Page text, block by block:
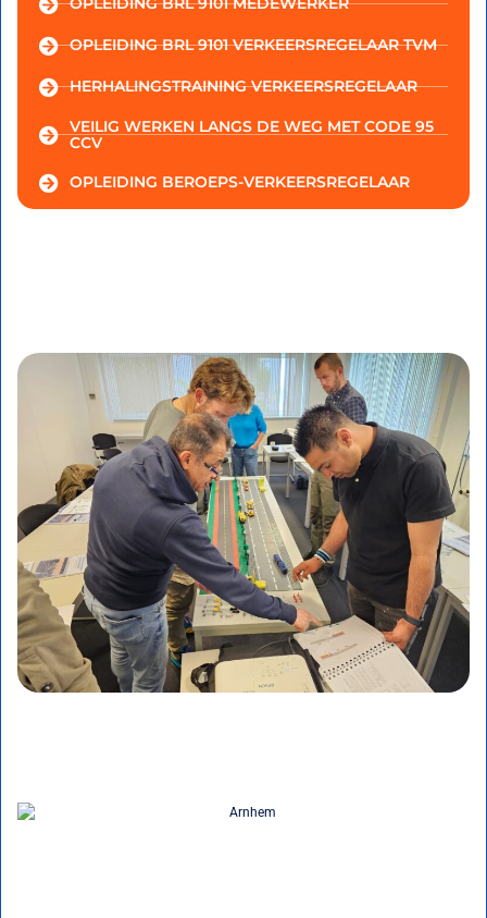
OPLEIDING BRL 9101 VERKEERSREGELAAR TVM
HERHALINGSTRAINING VERKEERSREGELAAR
VEILIG WERKEN LANGS DE WEG MET CODE 95
CCV
OPLEIDING BEROEPS-VERKEERSREGELAAR